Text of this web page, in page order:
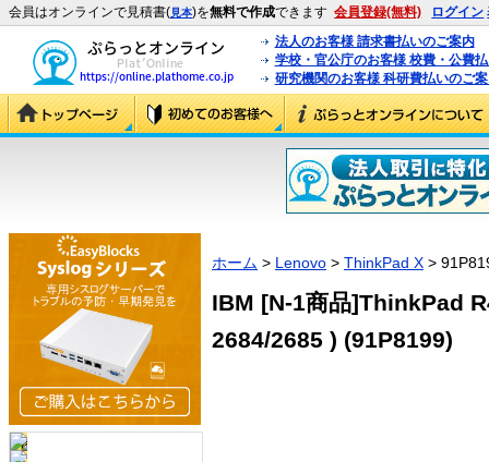
会員はオンラインで見積書(見本)を無料で作成できます 会員登録(無料) ログイン
法人のお客様 請求書払いのご案内
学校・官公庁のお客様 校費・公費
研究機関のお客様 科研費払いのご
ホーム > Lenovo > ThinkPad X >
IBM [N-1商品]ThinkPad
2684/2685 ) (91P8199)